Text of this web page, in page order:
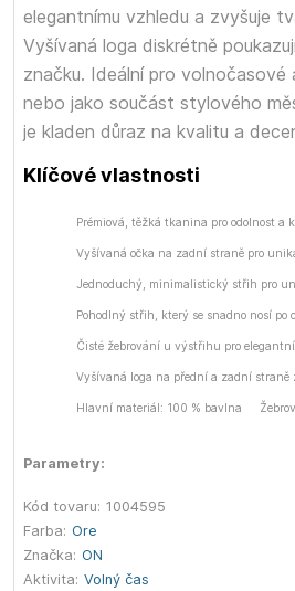
elegantnímu vzhledu a zvyšuje
Vyšívaná loga diskrétně
značku. Ideální pro
nebo jako součást stylového
je kladen důraz na kvalitu a
Klíčové vlastnosti
Prémiová, těžká tkanina pro odolnost a
Vyšívaná očka na zadní straně pro
Jednoduchý, minimalistický střih pro
Pohodlný střih, který se snadno nosí po
Čisté žebrování u výstřihu pro
Vyšívaná loga na přední a zadní
Hlavní materiál: 100 % bavlna
Parametry:
Kód tovaru: 1004595
Farba: Ore
Značka: ON
Aktivita: Volný čas